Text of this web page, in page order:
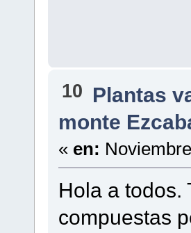
10 Plantas
monte
« en:
Hola a todos.
compuestas